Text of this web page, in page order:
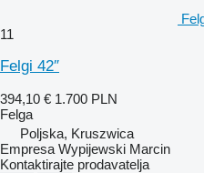
11
Felgi 42″
394,10 € 1.700 PLN
Felga
Poljska, Kruszwica
Empresa Wypijewski Marcin
Kontaktirajte prodavatelja